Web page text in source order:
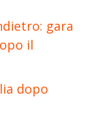
gara
il
dopo